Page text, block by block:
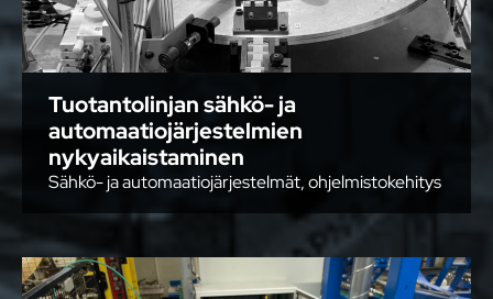
Tuotantolinjan sähkö- ja
automaatiojärjestelmien
nykyaikaistaminen
Sähkö- ja automaatiojärjestelmät, ohjelmistokehitys